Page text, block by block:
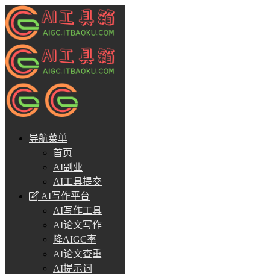
导航菜单
首页
AI副业
AI工具提交
AI写作平台
AI写作工具
AI论文写作
降AIGC率
AI论文查重
AI提示词